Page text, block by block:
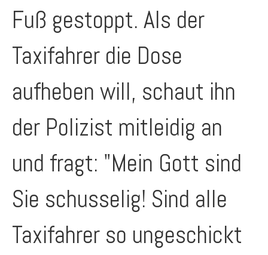
Fuß gestoppt. Als der
Taxifahrer die Dose
aufheben will, schaut ihn
der Polizist mitleidig an
und fragt: "Mein Gott sind
Sie schusselig! Sind alle
Taxifahrer so ungeschickt